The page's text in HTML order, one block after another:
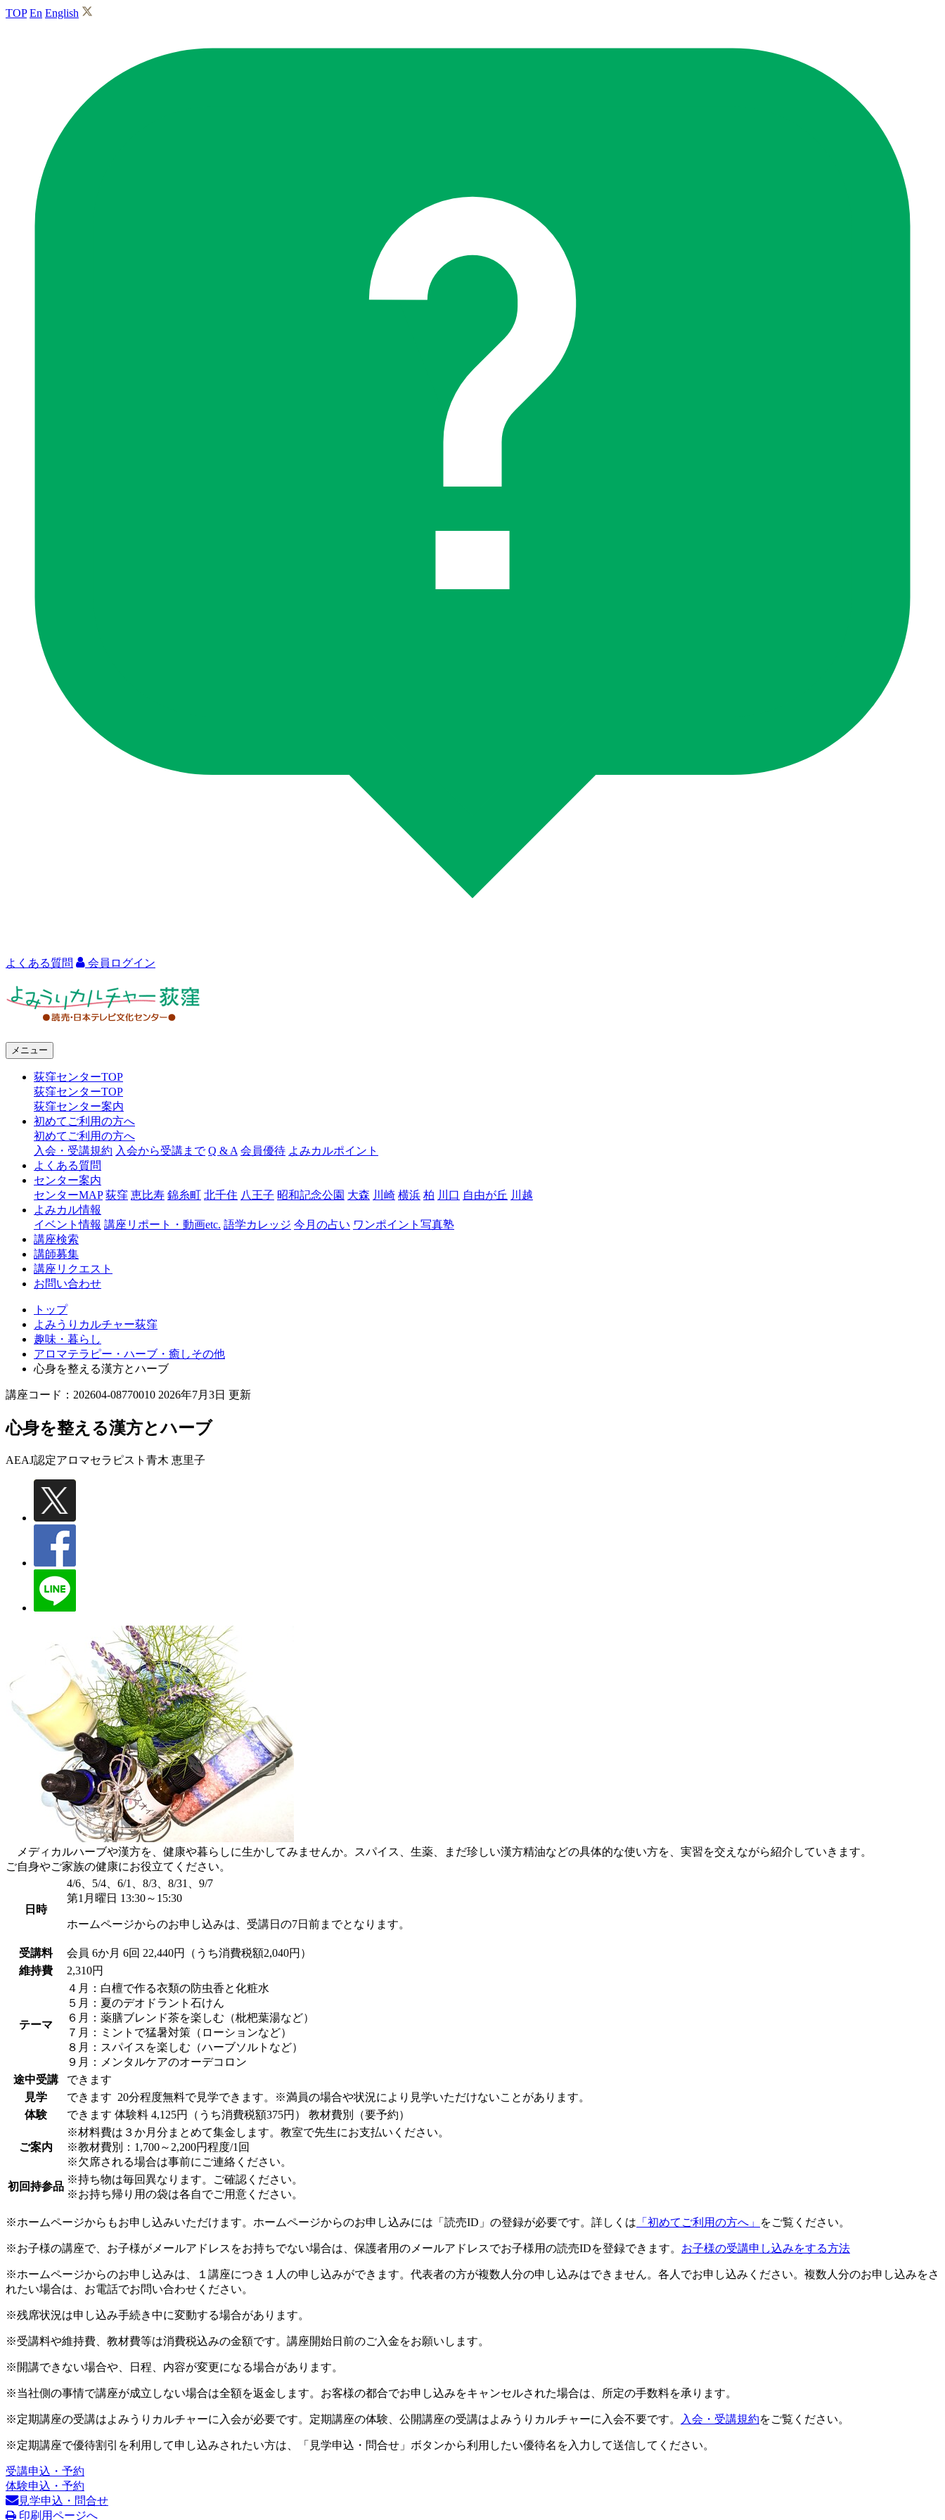
TOP En English
よくある質問 会員ログイン
ャ
荻
窪
メニュー
荻窪センターTOP
荻窪センターTOP
荻窪センター案内
初めてご利用の方へ
初めてご利用の方へ
入会・受講規約 入会から受講まで Q & A 会員優待 よみカルポイント
よくある質問
センター案内
センターMAP 荻窪 恵比寿 錦糸町 北千住 八王子 昭和記念公園 大森 川崎 横浜 柏 川口 自由が丘 川越
よみカル情報
イベント情報 講座リポート・動画etc. 語学カレッジ 今月の占い ワンポイント写真塾
講座検索
講師募集
講座リクエスト
お問い合わせ
トップ
よみうりカルチャー荻窪
趣味・暮らし
アロマテラピー・ハーブ・癒しその他
心身を整える漢方とハーブ
講座コード：202604-08770010 2026年7月3日 更新
心身を整える漢方とハーブ
AEAJ認定アロマセラピスト 青木 恵里子
メディカルハーブや漢方を、健康や暮らしに生かしてみませんか。スパイス、生薬、まだ珍しい漢方精油などの具体的な使い方を、実習を交えながら紹介していきます。
ご自身やご家族の健康にお役立てください。
日時
4/6、5/4、6/1、8/3、8/31、9/7
第1月曜日 13:30～15:30
ホームページからのお申し込みは、受講日の7日前までとなります。
受講料 会員 6か月 6回 22,440円（うち消費税額2,040円）
維持費
2,310円
テーマ
４月：白檀で作る衣類の防虫香と化粧水
５月：夏のデオドラント石けん
６月：薬膳ブレンド茶を楽しむ（枇杷葉湯など）
７月：ミントで猛暑対策（ローションなど）
８月：スパイスを楽しむ（ハーブソルトなど）
９月：メンタルケアのオーデコロン
途中受講
できます
見学
できます 20分程度無料で見学できます。※満員の場合や状況により見学いただけないことがあります。
体験
できます 体験料 4,125円（うち消費税額375円） 教材費別（要予約）
ご案内
※材料費は３か月分まとめて集金します。教室で先生にお支払いください。
※教材費別：1,700～2,200円程度/1回
※欠席される場合は事前にご連絡ください。
初回持参品
※持ち物は毎回異なります。ご確認ください。
※お持ち帰り用の袋は各自でご用意ください。
※ホームページからもお申し込みいただけます。ホームページからのお申し込みには「読売ID」の登録が必要です。詳しくは 「初めてご利用の方へ」 をご覧ください。
※お子様の講座で、お子様がメールアドレスをお持ちでない場合は、保護者用のメールアドレスでお子様用の読売IDを登録できます。 お子様の受講申し込みをする方法
※ホームページからのお申し込みは、１講座につき１人の申し込みができます。代表者の方が複数人分の申し込みはできません。各人でお申し込みください。複数人分のお申し込みをさ
れたい場合は、お電話でお問い合わせください。
※残席状況は申し込み手続き中に変動する場合があります。
※受講料や維持費、教材費等は消費税込みの金額です。講座開始日前のご入金をお願いします。
※開講できない場合や、日程、内容が変更になる場合があります。
※当社側の事情で講座が成立しない場合は全額を返金します。お客様の都合でお申し込みをキャンセルされた場合は、所定の手数料を承ります。
※定期講座の受講はよみうりカルチャーに入会が必要です。定期講座の体験、公開講座の受講はよみうりカルチャーに入会不要です。 入会・受講規約をご覧ください。
※定期講座で優待割引を利用して申し込みされたい方は、「見学申込・問合せ」ボタンから利用したい優待名を入力して送信してください。
受講申込・予約
体験申込・予約
見学申込・問合せ
印刷用ページへ